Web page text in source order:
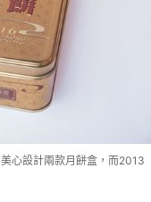
心設計兩款月餅盒，而2013